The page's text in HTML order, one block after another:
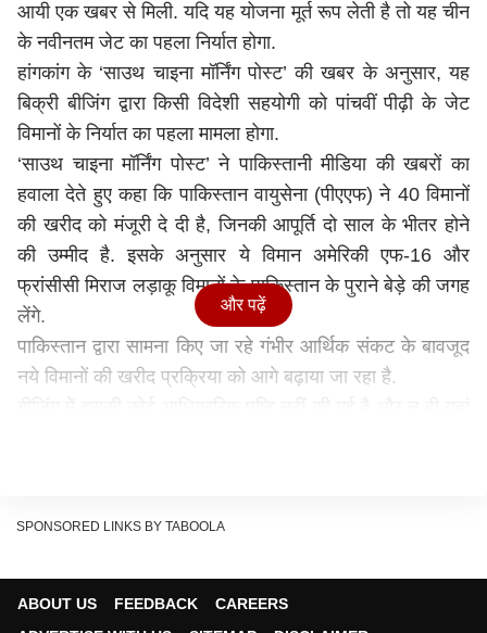
आयी एक खबर से मिली. यदि यह योजना मूर्त रूप लेती है तो यह चीन
के नवीनतम जेट का पहला निर्यात होगा.
हांगकांग के ‘साउथ चाइना मॉर्निंग पोस्ट’ की खबर के अनुसार, यह
बिक्री बीजिंग द्वारा किसी विदेशी सहयोगी को पांचवीं पीढ़ी के जेट
विमानों के निर्यात का पहला मामला होगा.
‘साउथ चाइना मॉर्निंग पोस्ट’ ने पाकिस्तानी मीडिया की खबरों का
हवाला देते हुए कहा कि पाकिस्तान वायुसेना (पीएएफ) ने 40 विमानों
की खरीद को मंजूरी दे दी है, जिनकी आपूर्ति दो साल के भीतर होने
की उम्मीद है. इसके अनुसार ये विमान अमेरिकी एफ-16 और
फ्रांसीसी मिराज लड़ाकू विमानों के पाकिस्तान के पुराने बेड़े की जगह
लेंगे.
पाकिस्तान द्वारा सामना किए जा रहे गंभीर आर्थिक संकट के बावजूद
नये विमानों की खरीद प्रक्रिया को आगे बढ़ाया जा रहा है.
एयर शो में प्रदर्शित किया गया था, जिसमें पीएएफ के शीर्ष
और पढ़ें
SPONSORED LINKS BY TABOOLA
ABOUT US FEEDBACK
CAREERS